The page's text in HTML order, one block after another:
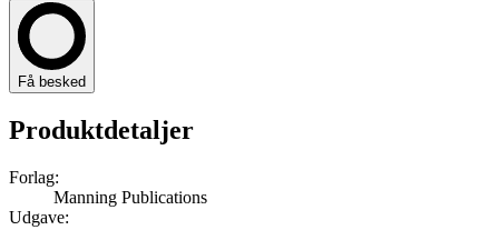
Få besked
Produktdetaljer
Forlag:
Manning Publications
Udgave: